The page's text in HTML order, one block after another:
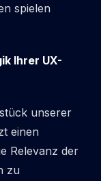
spielen
Ihrer UX-
unserer
einen
Relevanz der
zu